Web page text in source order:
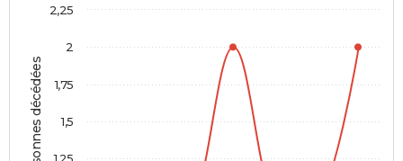
Personnes décédées 1,5
1,75
2
2,25